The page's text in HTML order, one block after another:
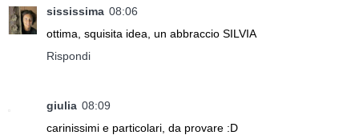
sississima 08:06
ottima, squisita idea, un abbraccio SILVIA
Rispondi
giulia 08:09
carinissimi e particolari, da provare :D